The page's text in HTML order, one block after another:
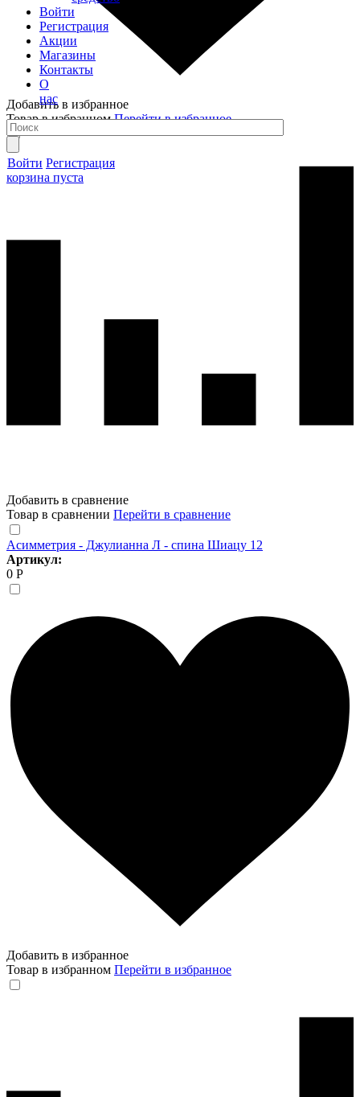
Войти
Регистрация
Акции
Магазины
Контакты
О
нас
Войти Регистрация
корзина пуста
Добавить в избранное
Товар в избранномПерейти в избранное
Добавить в сравнение
Товар в сравнении Перейти в сравнение
Асимметрия - Джулианна Л - спина Шиацу 12
Артикул:
0 Р
Добавить в избранное
Товар в избранном Перейти в избранное